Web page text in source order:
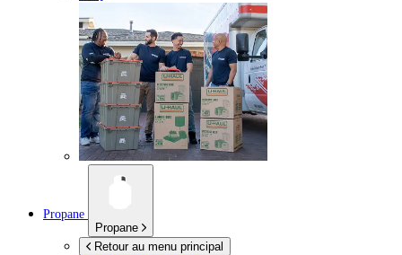
Propane
Propane
Retour au menu principal